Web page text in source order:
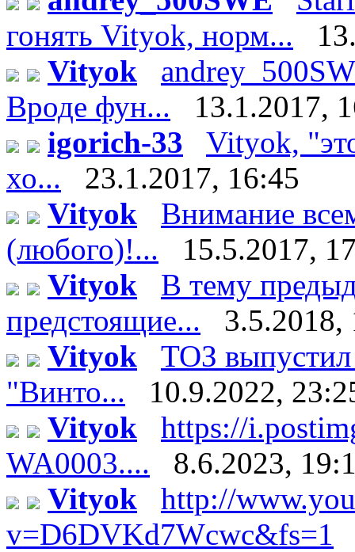
гонять Vityok, норм...
Vityok
Вроде фун...
13.1.2017,
igorich-33
Vityok,
хо...
23.1.2017, 16:45
Vityok
Внимание
(любого)!...
15.5.2017,
Vityok
В тему
предстоящие...
3.5.2018,
Vityok
ТОЗ
"Винто...
10.9.2022,
Vityok
https://
WA0003....
8.6.2023,
Vityok
http://
v=D6DVKd7Wcwc&fs=1